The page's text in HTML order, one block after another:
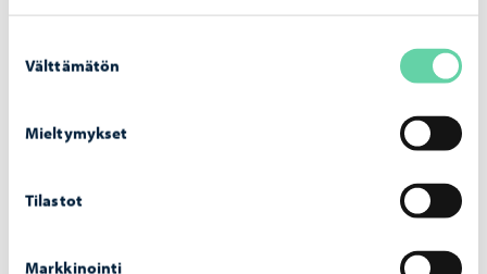
valinta
Välttämätön
Mieltymykset
Tilastot
Markkinointi